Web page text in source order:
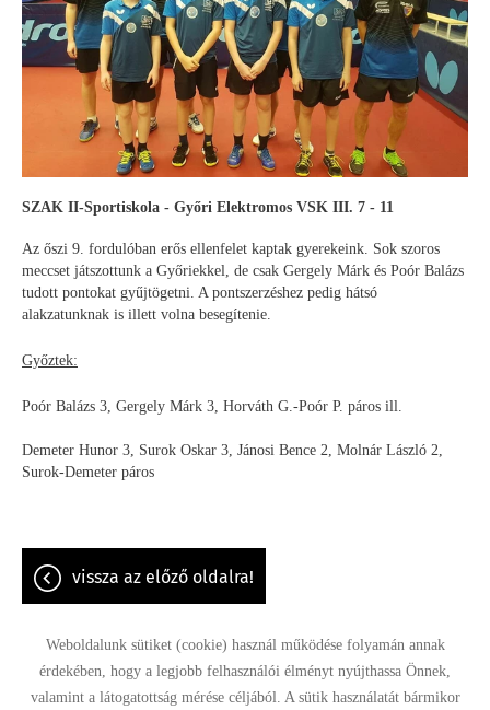
SZAK II-Sportiskola - Győri Elektromos VSK III. 7 - 11
Az őszi 9. fordulóban erős ellenfelet kaptak gyerekeink. Sok szoros
meccset játszottunk a Győriekkel, de csak Gergely Márk és Poór Balázs
tudott pontokat gyűjtögetni. A pontszerzéshez pedig hátsó
alakzatunknak is illett volna besegítenie.
Győztek:
Poór Balázs 3, Gergely Márk 3, Horváth G.-Poór P. páros ill.
Demeter Hunor 3, Surok Oskar 3, Jánosi Bence 2, Molnár László 2,
Surok-Demeter páros
vissza az előző oldalra!
Oldal információk Adatkezelési tájékoztató Impresszum
Weboldalunk sütiket (cookie) használ működése folyamán annak
érdekében, hogy a legjobb felhasználói élményt nyújthassa Önnek,
valamint a látogatottság mérése céljából. A sütik használatát bármikor